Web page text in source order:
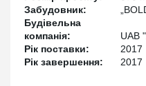
Забудовник:
Будівельна
компанія:
UAB
Рік поставки:
2017
Рік завершення:
2017